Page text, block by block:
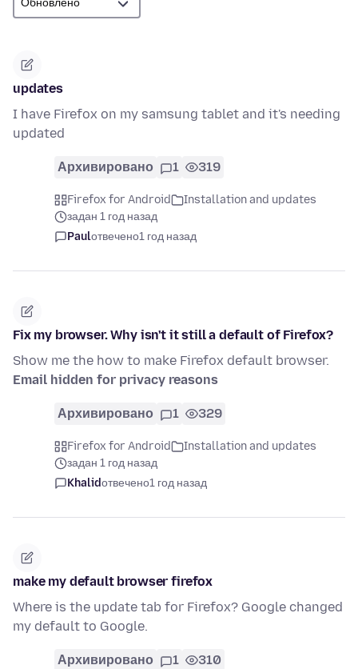
updates
I have Firefox on my samsung tablet and it's needing
updated
Архивировано 1 319
Firefox for Android
Installation and updates
задан 1 год назад
Paulотвечено1 год назад
Fix my browser. Why isn't it still a default of Firefox?
Show me the how to make Firefox default browser.
Email hidden for privacy reasons
Архивировано 1 329
Firefox for Android
Installation and updates
задан 1 год назад
Khalidотвечено1 год назад
make my default browser firefox
Where is the update tab for Firefox? Google changed
my default to Google.
Архивировано 1 310